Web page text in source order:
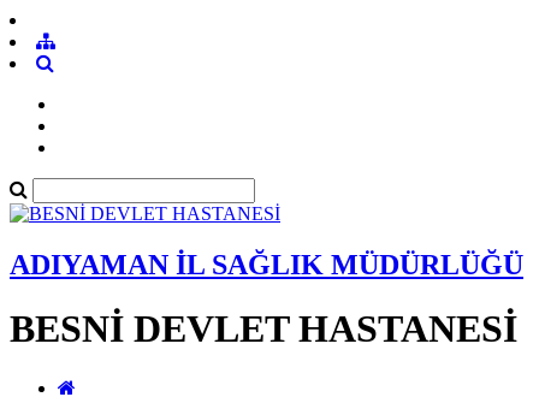
ADIYAMAN İL SAĞLIK MÜDÜRLÜĞÜ
BESNİ DEVLET HASTANESİ